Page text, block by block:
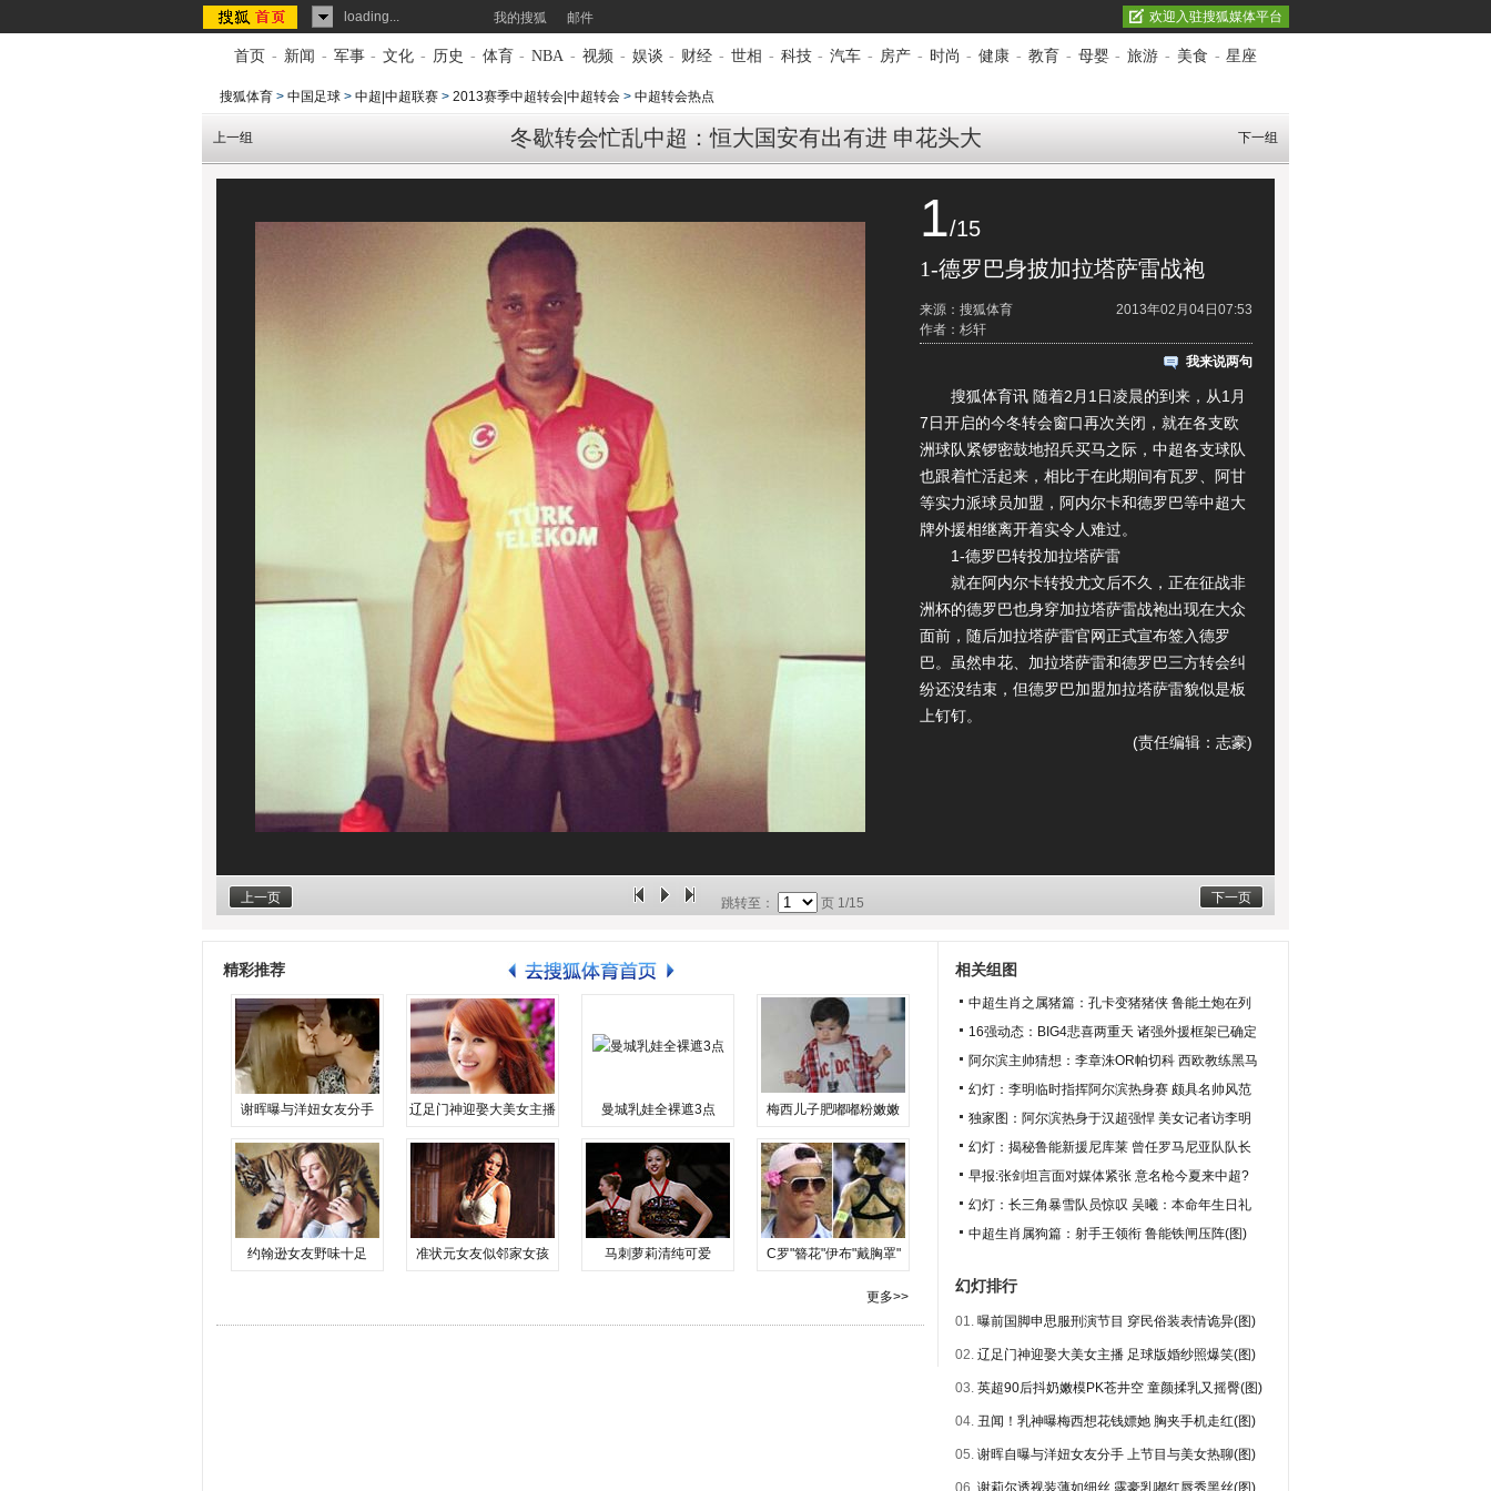
loading... 我的搜狐 邮件 欢迎入驻搜狐媒体平台
首页 - 新闻 - 军事 - 文化 - 历史 - 体育 - NBA - 视频 - 娱谈 - 财经 - 世相 - 科技 - 汽车 - 房产 - 时尚 - 健康 - 教育 - 母婴 - 旅游 - 美食 - 星座
搜狐体育 > 中国足球 > 中超|中超联赛 > 2013赛季中超转会|中超转会 > 中超转会热点
冬歇转会忙乱中超：恒大国安有出有进 申花头大
上一组 下一组
1/15
1-德罗巴身披加拉塔萨雷战袍
2013年02月04日07:53
来源：搜狐体育
作者：杉轩
我来说两句
搜狐体育讯 随着2月1日凌晨的到来，从1月
7日开启的今冬转会窗口再次关闭，就在各支欧
洲球队紧锣密鼓地招兵买马之际，中超各支球队
也跟着忙活起来，相比于在此期间有瓦罗、阿甘
等实力派球员加盟，阿内尔卡和德罗巴等中超大
牌外援相继离开着实令人难过。
1-德罗巴转投加拉塔萨雷
就在阿内尔卡转投尤文后不久，正在征战非
洲杯的德罗巴也身穿加拉塔萨雷战袍出现在大众
面前，随后加拉塔萨雷官网正式宣布签入德罗
巴。虽然申花、加拉塔萨雷和德罗巴三方转会纠
纷还没结束，但德罗巴加盟加拉塔萨雷貌似是板
上钉钉。
(责任编辑：志豪)
上一页 下一页
跳转至： 页 1/15
精彩推荐
谢晖曝与洋妞女友分手 辽足门神迎娶大美女主播 曼城乳娃全裸遮3点 梅西儿子肥嘟嘟粉嫩嫩
约翰逊女友野味十足 准状元女友似邻家女孩 马刺萝莉清纯可爱 C罗"簪花"伊布"戴胸罩"
更多>>
相关组图
中超生肖之属猪篇：孔卡变猪猪侠 鲁能土炮在列
16强动态：BIG4悲喜两重天 诸强外援框架已确定
阿尔滨主帅猜想：李章洙OR帕切科 西欧教练黑马
幻灯：李明临时指挥阿尔滨热身赛 颇具名帅风范
独家图：阿尔滨热身于汉超强悍 美女记者访李明
幻灯：揭秘鲁能新援尼库莱 曾任罗马尼亚队队长
早报:张剑坦言面对媒体紧张 意名枪今夏来中超?
幻灯：长三角暴雪队员惊叹 吴曦：本命年生日礼
中超生肖属狗篇：射手王领衔 鲁能铁闸压阵(图)
幻灯排行
01. 曝前国脚申思服刑演节目 穿民俗装表情诡异(图)
02. 辽足门神迎娶大美女主播 足球版婚纱照爆笑(图)
03. 英超90后抖奶嫩模PK苍井空 童颜揉乳又摇臀(图)
04. 丑闻！乳神曝梅西想花钱嫖她 胸夹手机走红(图)
05. 谢晖自曝与洋妞女友分手 上节目与美女热聊(图)
06. 谢莉尔透视装薄如细丝 露豪乳嘟红唇秀黑丝(图)